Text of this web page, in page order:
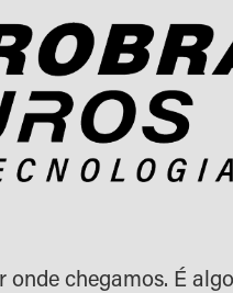
onde chegamos. É